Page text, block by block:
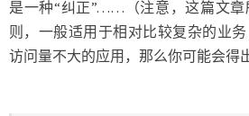
是一种“纠正”……（注意，这篇文章
则，一般适用于相对比较复杂的业
访问量不大的应用，那么你可能会得